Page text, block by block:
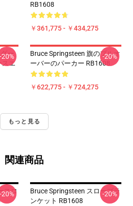
RB1608
￥361,775 - ￥434,275
ー
スエ
-20%
Bruce Springsteen 旗のプルオ
ーバーのパーカー RB1608
￥622,775 - ￥724,275
-20%
もっと見る
関連商品
スロ
-20%
Bruce Springsteen スローブラ
ンケット RB1608
-20%